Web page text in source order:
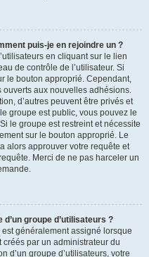
puis-je en rejoindre un ?
en cliquant sur le lien
de contrôle de l’utilisateur. Si
le bouton approprié. Cependant,
ouverts aux nouvelles adhésions.
d’autres peuvent être privés et
groupe est public, vous pouvez le
le groupe est restreint et nécessite
sur le bouton approprié. Le
alors approuver votre requête et
Merci de ne pas harceler un
groupe d’utilisateurs ?
est généralement assigné lorsque
créés par un administrateur du
d’un groupe d’utilisateurs, votre